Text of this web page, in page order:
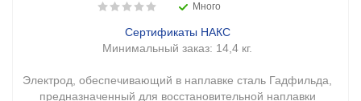
Много
Сертификаты НАКС
Минимальный заказ: 14,4 кг.
Электрод, обеспечивающий в наплавке сталь Гадфильда,
предназначенный для восстановительной наплавки